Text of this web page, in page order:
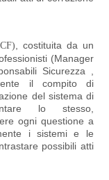
, costituita da un
(Manager
Sicurezza ,
il compito di
del sistema di
lo stesso,
ogni questione a
i sistemi e le
possibili atti